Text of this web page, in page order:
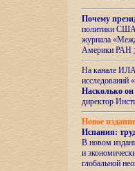
Почему
политики США
журнала
Америки РАН
На канале ИЛА
исследований «
Насколько он
директор
Новое
Испания:
В новом
и
глобальной